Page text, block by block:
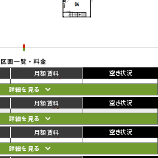
区画一覧・料金
100,100円 ご利用中
96,800円 ご利用中
96,800円 ご利用中